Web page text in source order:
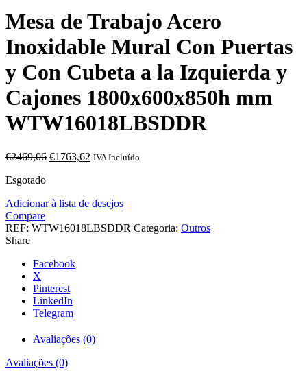
Mesa de Trabajo Acero
Inoxidable Mural Con Puertas
y Con Cubeta a la Izquierda y
Cajones 1800x600x850h mm
WTW16018LBSDDR
€2469,06 O
€2469,06.
€1763,62 O
€1763,62.
IVA Incluído
Esgotado
Adicionar à lista de desejos
Compare
REF: WTW16018LBSDDR Categoria: Outros
Share
Facebook
X
Pinterest
LinkedIn
Telegram
Avaliações (0)
Avaliações (0)